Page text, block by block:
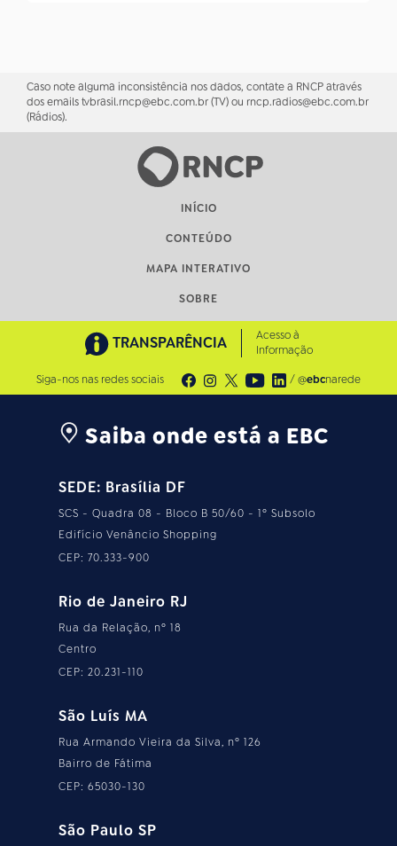
Caso note alguma inconsistência nos dados, contate a RNCP através
dos emails tvbrasil.rncp@ebc.com.br (TV) ou rncp.radios@ebc.com.br
(Rádios).
INÍCIO
CONTEÚDO
MAPA INTERATIVO
SOBRE
TRANSPARÊNCIA
Acesso à
Informação
Siga-nos nas redes sociais / @ebcnarede
Saiba onde está a EBC
SEDE: Brasília DF
SCS - Quadra 08 - Bloco B 50/60 - 1º Subsolo
Edifício Venâncio Shopping
CEP: 70.333-900
Rio de Janeiro RJ
Rua da Relação, nº 18
Centro
CEP: 20.231-110
São Luís MA
Rua Armando Vieira da Silva, nº 126
Bairro de Fátima
CEP: 65030-130
São Paulo SP